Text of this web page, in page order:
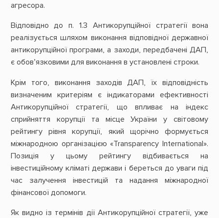
агресора.
Відповідно до п. 1.3 Антикорупційної стратегії вона
реалізується шляхом виконання відповідної державної
антикорупційної програми, а заходи, передбачені ДАП,
є обов’язковими для виконання в установлені строки.
Крім того, виконання заходів ДАП, їх відповідність
визначеним критеріям є індикаторами ефективності
Антикорупційної стратегії, що впливає на індекс
сприйняття корупції та місце України у світовому
рейтингу рівня корупції, який щорічно формується
міжнародною організацією «Transparency International».
Позиція у цьому рейтингу відбивається на
інвестиційному кліматі держави і береться до уваги під
час залучення інвестицій та надання міжнародної
фінансової допомоги.
Як видно із термінів дії Антикорупційної стратегії, уже